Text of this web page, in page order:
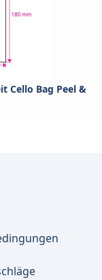
Cello Bag Peel &